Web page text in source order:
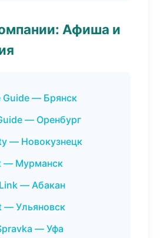
Афиша и
Guide — Брянск
— Оренбург
— Новокузнецк
— Мурманск
— Абакан
— Ульяновск
— Уфа